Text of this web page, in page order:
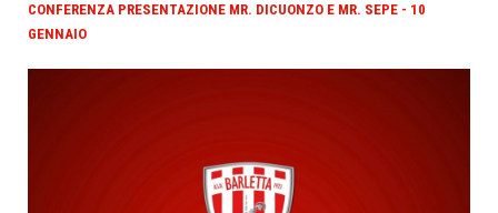
CONFERENZA PRESENTAZIONE MR. DICUONZO E MR. SEPE - 10
GENNAIO